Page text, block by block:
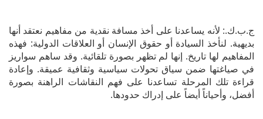
ج.ب.ك.: لأنه يساعدنا على أخذ مسافة نقدية من مفاهيم نعتقد أنها
بديهية. لنأخذ السيادة أو حقوق الإنسان أو العلاقات الدولية: فهذه
المفاهيم لها تاريخ. إنها لم تظهر بصورة تلقائية. وقد ساهم سواريز
في صياغتها ضمن سياق تحولات سياسية وثقافية عميقة. وإعادة
قراءة تلك المرحلة تساعدنا على فهم النقاشات الراهنة بصورة
أفضل، وأحياناً أيضاً على إدراك حدودها.